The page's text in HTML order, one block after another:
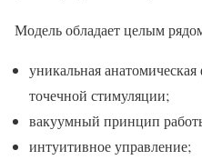
Модель обладает целым
уникальная
точечной стимуляции;
вакуумный принцип
интуитивное управление;